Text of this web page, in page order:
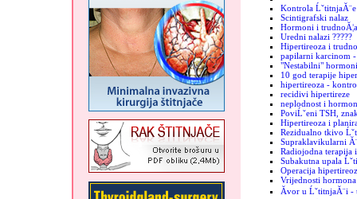
Kontrola
Scintigrafski nalaz
Hormoni i trudnoĂ¦a
Uredni nalazi ?????
Hipertireoza i
papilarni karcinom
"Nestabilni" hormoni
10 god terapije
hipertireoza -
recidivi hipertireze
neplodnost i
PoviĹˇeni TSH,
Hipertireoza i
Rezidualno tkivo
Supraklavikularni
Radiojodna terapija
Subakutna upala
Operacija
Vrijednosti hormona
Ăvor u ĹˇtitnjaĂ¨i -